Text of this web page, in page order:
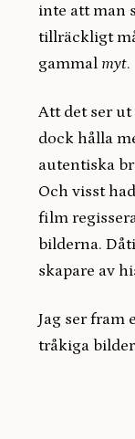
inte att man
tillräckligt
gammal myt.
Att det ser ut
dock hålla
autentiska
Och visst
film
bilderna.
skapare av
Jag ser fram
tråkiga